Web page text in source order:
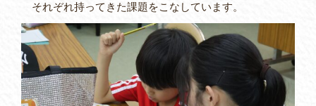
それぞれ持ってきた課題をこなしています。